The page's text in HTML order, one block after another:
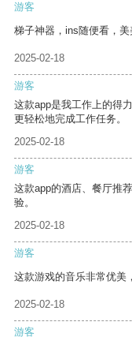
游客
梯子神器，ins随便看，美
2025-02-18
游客
这款app是我工作上的得
更轻松地完成工作任务。
2025-02-18
游客
这款app的酒店、餐厅推
验。
2025-02-18
游客
这款游戏的音乐非常优美
2025-02-18
游客